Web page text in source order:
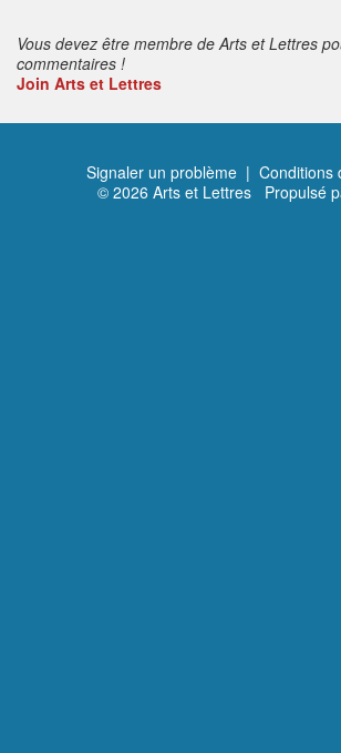
Vous devez être membre de Arts et Lettres
commentaires !
Join Arts et Lettres
Signaler un problème | Conditions
© 2026 Arts et Lettres Propulsé